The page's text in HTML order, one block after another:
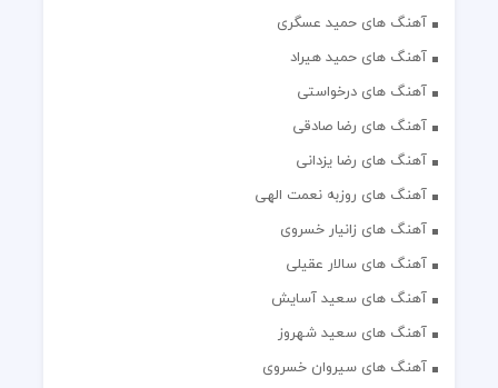
آهنگ های حمید عسگری
آهنگ های حمید هیراد
آهنگ های درخواستی
آهنگ های رضا صادقی
آهنگ های رضا یزدانی
آهنگ های روزبه نعمت الهی
آهنگ های زانیار خسروی
آهنگ های سالار عقیلی
آهنگ های سعید آسایش
آهنگ های سعید شهروز
آهنگ های سیروان خسروی